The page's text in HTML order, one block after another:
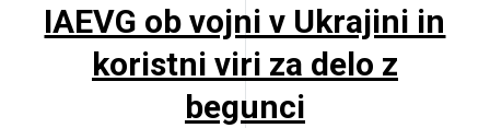
IAEVG ob vojni v Ukrajini in
koristni viri za delo z
begunci